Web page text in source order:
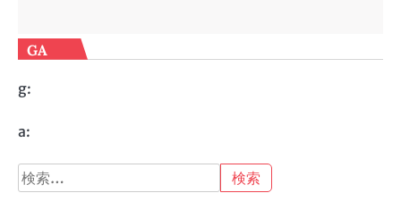
GA
g:
a:
検
索: